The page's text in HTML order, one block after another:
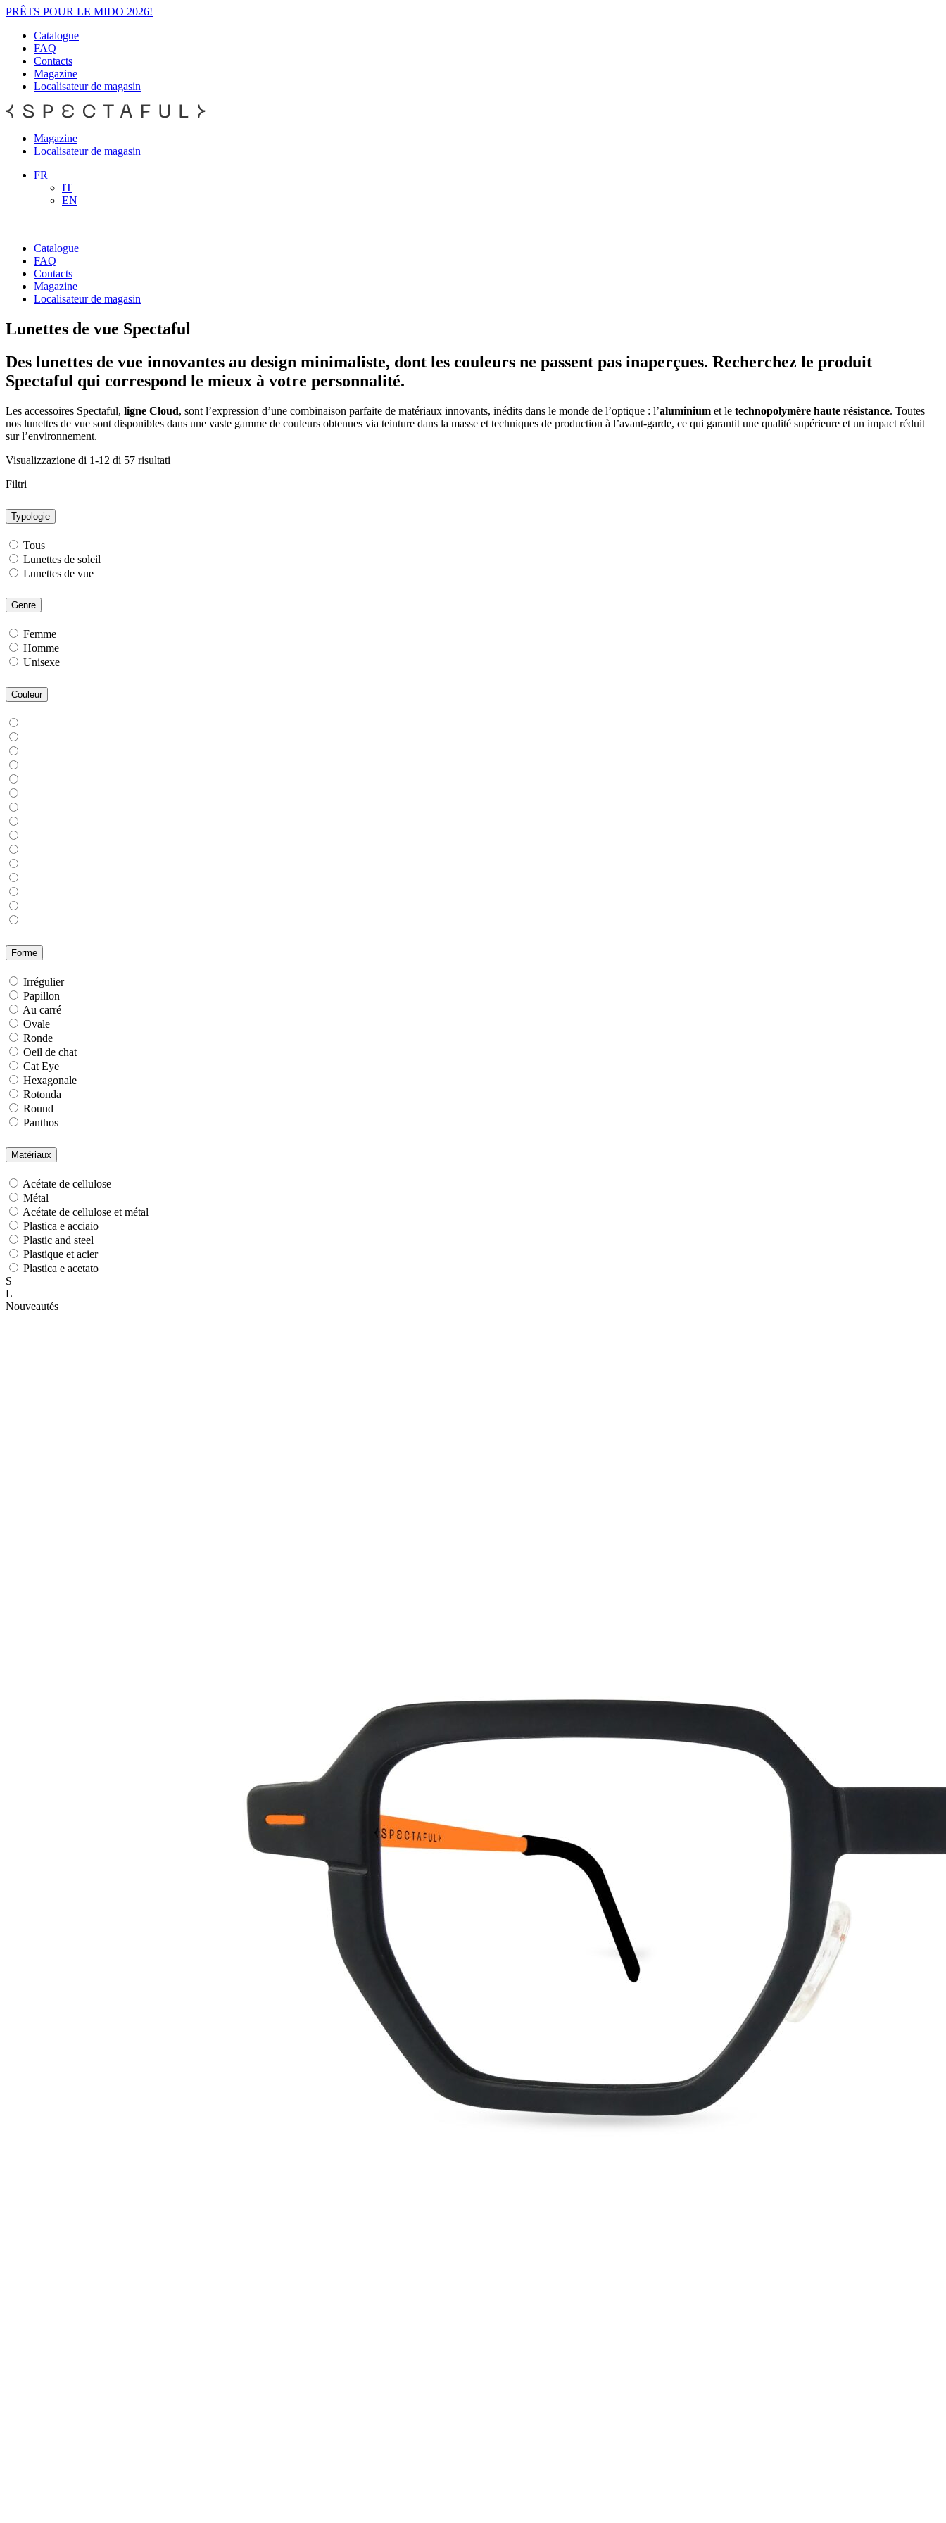
PRÊTS POUR LE MIDO 2026!
Catalogue
FAQ
Contacts
Magazine
Localisateur de magasin
Magazine
Localisateur de magasin
FR
IT
EN
Catalogue
FAQ
Contacts
Magazine
Localisateur de magasin
Lunettes de vue Spectaful
Des lunettes de vue innovantes au design minimaliste, dont les couleurs ne passent pas inaperçues. Recherchez le produit
Spectaful qui correspond le mieux à votre personnalité.
Les accessoires Spectaful, ligne Cloud, sont l’expression d’une combinaison parfaite de matériaux innovants, inédits dans le monde de l’optique : l’aluminium et le technopolymère haute résistance. Toutes
nos lunettes de vue sont disponibles dans une vaste gamme de couleurs obtenues via teinture dans la masse et techniques de production à l’avant-garde, ce qui garantit une qualité supérieure et un impact réduit
sur l’environnement.
Visualizzazione di 1-12 di 57 risultati
Filtri
Typologie
Tous
Lunettes de soleil
Lunettes de vue
Genre
Femme
Homme
Unisexe
Couleur
Forme
Irrégulier
Papillon
Au carré
Ovale
Ronde
Oeil de chat
Cat Eye
Hexagonale
Rotonda
Round
Panthos
Matériaux
Acétate de cellulose
Métal
Acétate de cellulose et métal
Plastica e acciaio
Plastic and steel
Plastique et acier
Plastica e acetato
S
L
Nouveautés